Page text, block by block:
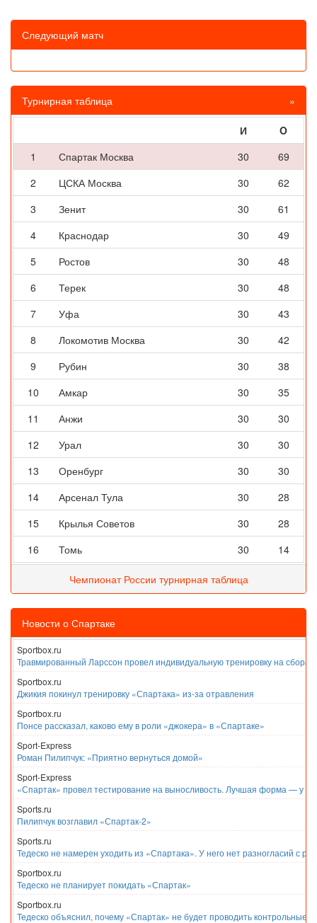
Следующий матч
Турнирная таблица »
И
O
1
Спартак Москва 30
69
2
ЦСКА Москва 30
62
3
Зенит 30
61
4
Краснодар 30
49
5
Ростов 30
48
6
Терек 30
48
7
Уфа 30
43
8
Локомотив Москва 30
42
9
Рубин 30
38
10
Амкар 30
35
11
Анжи 30
30
12
Урал 30
30
13
Оренбург 30
30
14
Арсенал Тула 30
28
15
Крылья Советов 30
28
16
Томь 30 14
Чемпионат России турнирная таблица
Новости о Спартаке
Sportbox.ru
Травмированный Ларссон провел индивидуальную тренировку на
Sportbox.ru
Джикия покинул тренировку «Спартака» из-за отравления
Sportbox.ru
Понсе рассказал, каково ему в роли «джокера» в «Спартаке»
Sport-Express
Роман Пилипчук: «Приятно вернуться домой»
Sport-Express
«Спартак» провел тестирование на выносливость. Лучшая форма — у
Sports.ru
Пилипчук возглавил «Спартак-2»
Sports.ru
Тедеско не намерен уходить из «Спартака». У него нет разногласий с
Sportbox.ru
Тедеско не планирует покидать «Спартак»
Sportbox.ru
Тедеско объяснил, почему «Спартак» не будет проводить контрольные